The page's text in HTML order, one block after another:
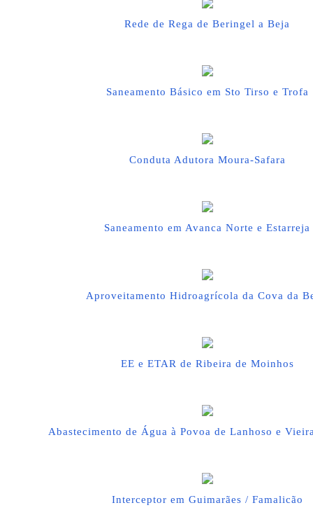
Rede de Rega de Beringel a Beja
Saneamento Básico em Sto Tirso e Trofa
Conduta Adutora Moura-Safara
Saneamento em Avanca Norte e Estarreja
Aproveitamento Hidroagrícola da Cova da
EE e ETAR de Ribeira de Moinhos
Abastecimento de Água à Povoa de Lanhoso e
Interceptor em Guimarães / Famalicão